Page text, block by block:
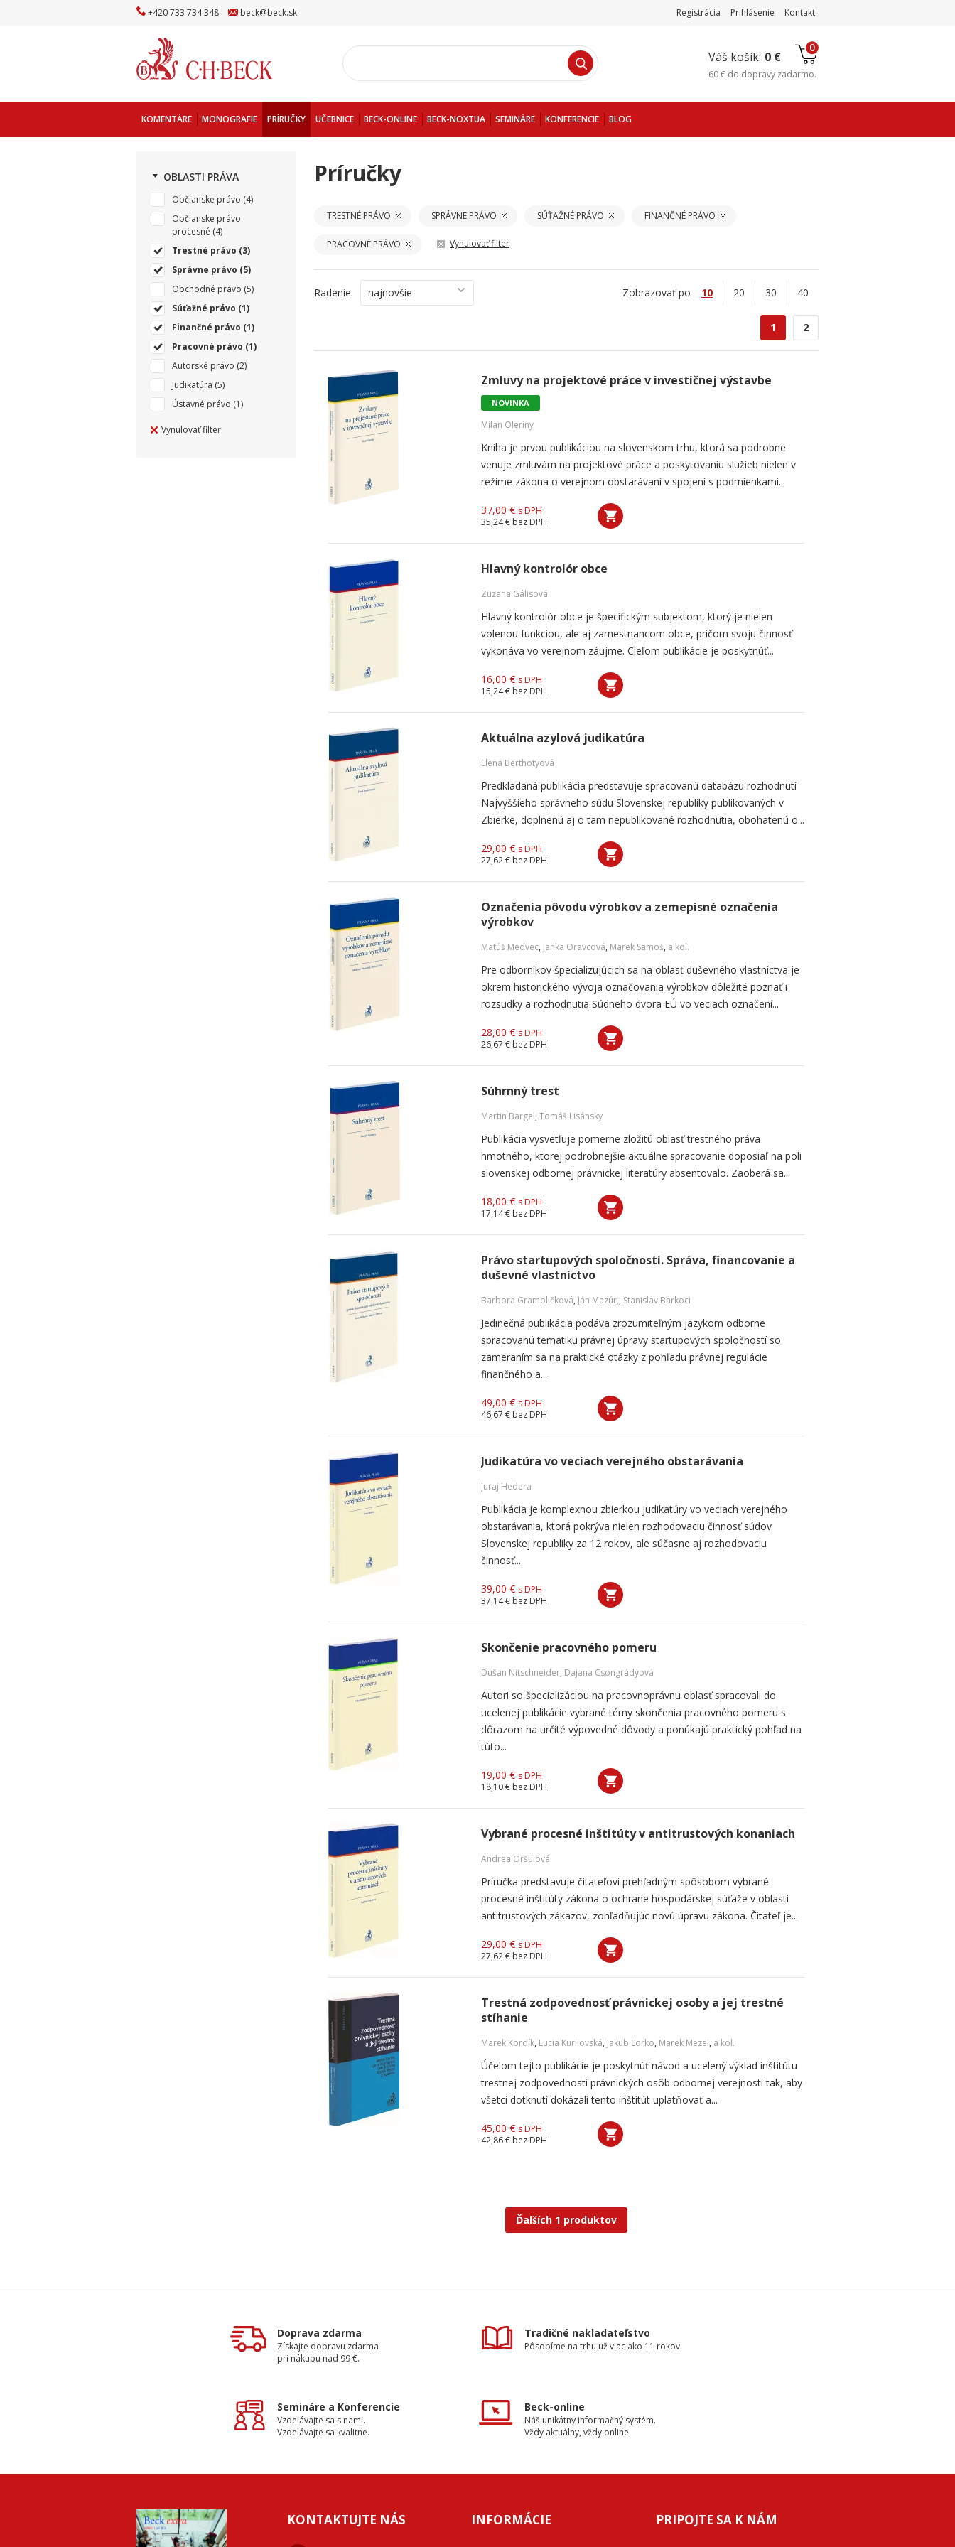
+420733 734348 beck@beck.sk Registrácia Prihlásenie Kontakt
Váš košík: 0 €
0
60 € do dopravy zadarmo.
KOMENTÁRE MONOGRAFIE PRÍRUČKY UČEBNICE BECK-ONLINE BECK-NOXTUA SEMINÁRE KONFERENCIE BLOG
OBLASTI PRÁVA
Občianske právo (4)
Občianske právo
procesné (4)
Trestné právo (3)
Správne právo (5)
Obchodné právo (5)
Súťažné právo (1)
Finančné právo (1)
Pracovné právo (1)
Autorské právo (2)
Judikatúra (5)
Ústavné právo (1)
Vynulovať filter
Príručky
TRESTNÉ PRÁVO SPRÁVNE PRÁVO SÚŤAŽNÉ PRÁVO FINANČNÉ PRÁVO
PRACOVNÉ PRÁVO Vynulovať filter
Radenie: najnovšie Zobrazovať po 10 20 30 40
1 2
Zmluvy na projektové práce v investičnej výstavbe
NOVINKA
Milan Oleríny
Kniha je prvou publikáciou na slovenskom trhu, ktorá sa podrobne
venuje zmluvám na projektové práce a poskytovaniu služieb nielen v
režime zákona o verejnom obstarávaní v spojení s podmienkami...
37,00 € s DPH
35,24 € bez DPH
Hlavný kontrolór obce
Zuzana Gálisová
Hlavný kontrolór obce je špecifickým subjektom, ktorý je nielen
volenou funkciou, ale aj zamestnancom obce, pričom svoju činnosť
vykonáva vo verejnom záujme. Cieľom publikácie je poskytnúť...
16,00 € s DPH
15,24 € bez DPH
Aktuálna azylová judikatúra
Elena Berthotyová
Predkladaná publikácia predstavuje spracovanú databázu rozhodnutí
Najvyššieho správneho súdu Slovenskej republiky publikovaných v
Zbierke, doplnenú aj o tam nepublikované rozhodnutia, obohatenú o...
29,00 € s DPH
27,62 € bez DPH
Označenia pôvodu výrobkov a zemepisné označenia
výrobkov
Matúš Medvec, Janka Oravcová, Marek Samoš, a kol.
Pre odborníkov špecializujúcich sa na oblasť duševného vlastníctva je
okrem historického vývoja označovania výrobkov dôležité poznať i
rozsudky a rozhodnutia Súdneho dvora EÚ vo veciach označení...
28,00 € s DPH
26,67 € bez DPH
Súhrnný trest
Martin Bargel, Tomáš Lisánsky
Publikácia vysvetľuje pomerne zložitú oblasť trestného práva
hmotného, ktorej podrobnejšie aktuálne spracovanie doposiaľ na poli
slovenskej odbornej právnickej literatúry absentovalo. Zaoberá sa...
18,00 € s DPH
17,14 € bez DPH
Právo startupových spoločností. Správa, financovanie a
duševné vlastníctvo
Barbora Grambličková, Ján Mazúr,, Stanislav Barkoci
Jedinečná publikácia podáva zrozumiteľným jazykom odborne
spracovanú tematiku právnej úpravy startupových spoločností so
zameraním sa na praktické otázky z pohľadu právnej regulácie
finančného a...
49,00 € s DPH
46,67 € bez DPH
Judikatúra vo veciach verejného obstarávania
Juraj Hedera
Publikácia je komplexnou zbierkou judikatúry vo veciach verejného
obstarávania, ktorá pokrýva nielen rozhodovaciu činnosť súdov
Slovenskej republiky za 12 rokov, ale súčasne aj rozhodovaciu
činnosť...
39,00 € s DPH
37,14 € bez DPH
Skončenie pracovného pomeru
Dušan Nitschneider, Dajana Csongrádyová
Autori so špecializáciou na pracovnoprávnu oblasť spracovali do
ucelenej publikácie vybrané témy skončenia pracovného pomeru s
dôrazom na určité výpovedné dôvody a ponúkajú praktický pohľad na
túto...
19,00 € s DPH
18,10 € bez DPH
Vybrané procesné inštitúty v antitrustových konaniach
Andrea Oršulová
Príručka predstavuje čitateľovi prehľadným spôsobom vybrané
procesné inštitúty zákona o ochrane hospodárskej súťaže v oblasti
antitrustových zákazov, zohľadňujúc novú úpravu zákona. Čitateľ je...
29,00 € s DPH
27,62 € bez DPH
Trestná zodpovednosť právnickej osoby a jej trestné
stíhanie
Marek Kordík, Lucia Kurilovská, Jakub Ľorko, Marek Mezei, a kol.
Účelom tejto publikácie je poskytnúť návod a ucelený výklad inštitútu
trestnej zodpovednosti právnických osôb odbornej verejnosti tak, aby
všetci dotknutí dokázali tento inštitút uplatňovať a...
45,00 € s DPH
42,86 € bez DPH
Ďalších 1 produktov
Doprava zdarma
Získajte dopravu zdarma
pri nákupu nad 99 €.
Tradičné nakladateľstvo
Pôsobíme na trhu už viac ako 11 rokov.
Semináre a Konferencie
Vzdelávajte sa s nami.
Vzdelávajte sa kvalitne.
Beck-online
Náš unikátny informačný systém.
Vždy aktuálny, vždy online.
KONTAKTUJTE NÁS INFORMÁCIE PRIPOJTE SA K NÁM